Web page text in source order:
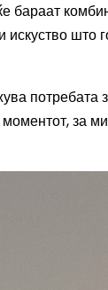
бараат
искуство што
за